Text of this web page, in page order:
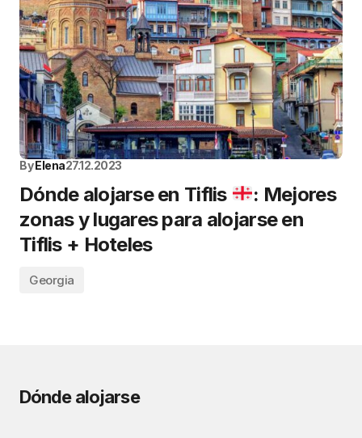
ByElena27.12.2023
Dónde alojarse en Tiflis
: Mejores
zonas y lugares para alojarse en
Tiflis + Hoteles
Georgia
Dónde alojarse